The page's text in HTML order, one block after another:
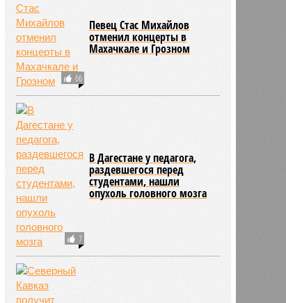
66
Певец Стас Михайлов
отменил концерты в
Махачкале и Грозном
7
В Дагестане у педагога,
раздевшегося перед
студентами, нашли
опухоль головного мозга